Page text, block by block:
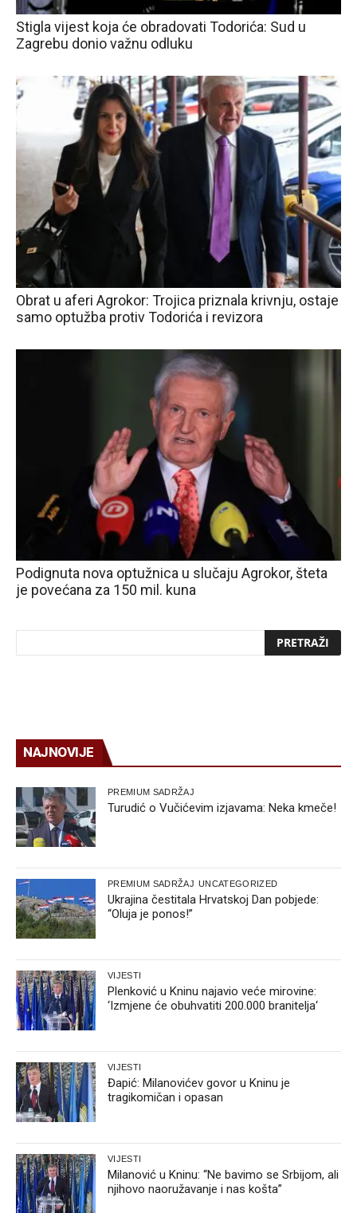
Stigla vijest koja će obradovati Todorića: Sud u
Zagrebu donio važnu odluku
Obrat u aferi Agrokor: Trojica priznala krivnju, ostaje
samo optužba protiv Todorića i revizora
Podignuta nova optužnica u slučaju Agrokor, šteta
je povećana za 150 mil. kuna
NAJNOVIJE
PREMIUM SADRŽAJ
Turudić o Vučićevim izjavama: Neka kmeče!
PREMIUM SADRŽAJ UNCATEGORIZED
Ukrajina čestitala Hrvatskoj Dan pobjede:
“Oluja je ponos!”
VIJESTI
Plenković u Kninu najavio veće mirovine:
‘Izmjene će obuhvatiti 200.000 branitelja‘
VIJESTI
Đapić: Milanovićev govor u Kninu je
tragikomičan i opasan
VIJESTI
Milanović u Kninu: “Ne bavimo se Srbijom, ali
njihovo naoružavanje i nas košta”